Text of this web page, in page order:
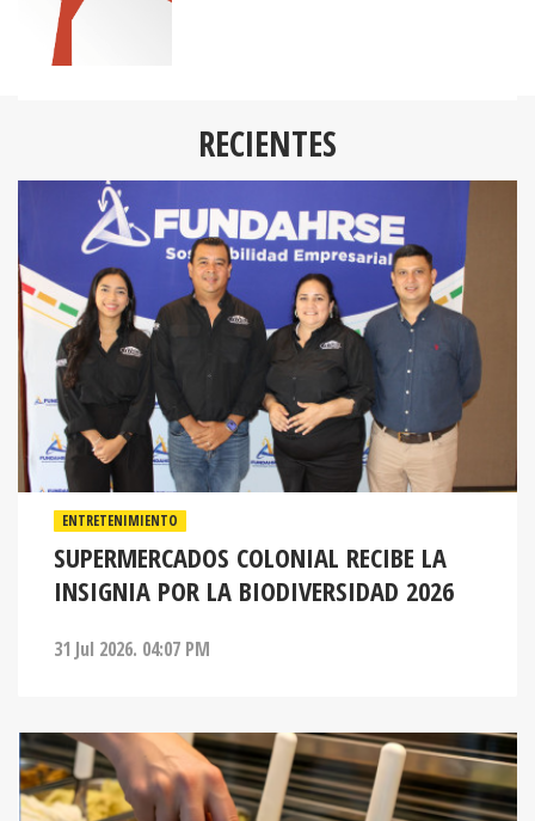
RECIENTES
ENTRETENIMIENTO
SUPERMERCADOS COLONIAL RECIBE LA
INSIGNIA POR LA BIODIVERSIDAD 2026
31 Jul 2026. 04:07 PM